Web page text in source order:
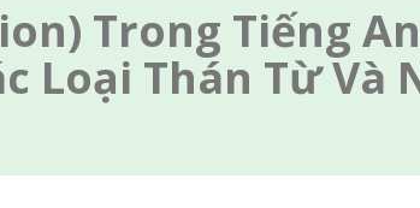
Trong Tiếng
Loại Thán Từ